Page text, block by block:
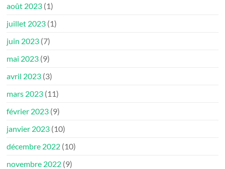
août 2023 (1)
juillet 2023 (1)
juin 2023 (7)
mai 2023 (9)
avril 2023 (3)
mars 2023 (11)
février 2023 (9)
janvier 2023 (10)
décembre 2022 (10)
novembre 2022 (9)